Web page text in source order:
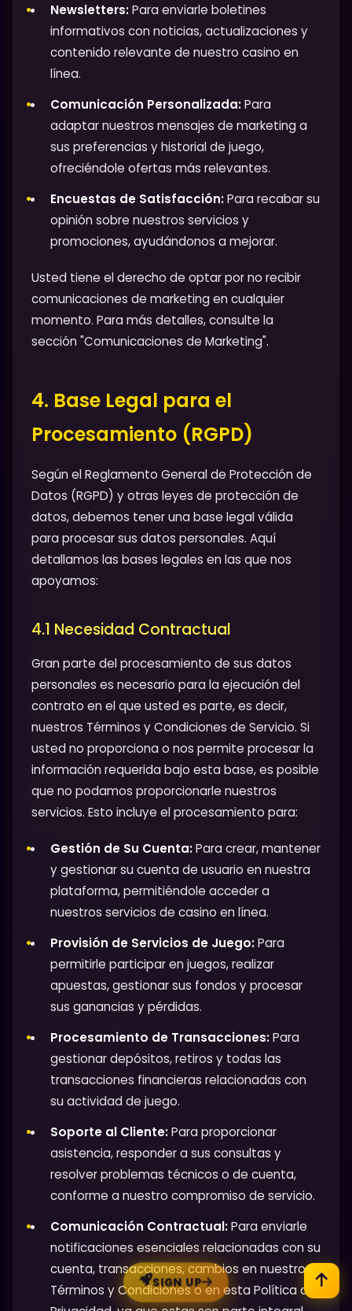
Newsletters:Para enviarle boletines
informativos con noticias, actualizaciones y
contenido relevante de nuestro casino en
línea.
Comunicación Personalizada:Para
adaptar nuestros mensajes de marketing a
sus preferencias y historial de juego,
ofreciéndole ofertas más relevantes.
Encuestas de Satisfacción:Para recabar su
opinión sobre nuestros servicios y
promociones, ayudándonos a mejorar.
Usted tiene el derecho de optar por no recibir
comunicaciones de marketing en cualquier
momento. Para más detalles, consulte la
sección "Comunicaciones de Marketing".
4. Base Legal para el
Procesamiento (RGPD)
Según el Reglamento General de Protección de
Datos (RGPD) y otras leyes de protección de
datos, debemos tener una base legal válida
para procesar sus datos personales. Aquí
detallamos las bases legales en las que nos
apoyamos:
4.1 Necesidad Contractual
Gran parte del procesamiento de sus datos
personales es necesario para la ejecución del
contrato en el que usted es parte, es decir,
nuestros Términos y Condiciones de Servicio. Si
usted no proporciona o nos permite procesar la
información requerida bajo esta base, es posible
que no podamos proporcionarle nuestros
servicios. Esto incluye el procesamiento para:
Gestión de Su Cuenta:Para crear, mantener
y gestionar su cuenta de usuario en nuestra
plataforma, permitiéndole acceder a
nuestros servicios de casino en línea.
Provisión de Servicios de Juego:Para
permitirle participar en juegos, realizar
apuestas, gestionar sus fondos y procesar
sus ganancias y pérdidas.
Procesamiento de Transacciones:Para
gestionar depósitos, retiros y todas las
transacciones financieras relacionadas con
su actividad de juego.
Soporte al Cliente:Para proporcionar
asistencia, responder a sus consultas y
resolver problemas técnicos o de cuenta,
conforme a nuestro compromiso de servicio.
Comunicación Contractual:Para enviarle
notificaciones esenciales relacionadas con su
cuenta, transacciones, cambios en nuestros
Términos y Condiciones o en esta Política de
SIGN UP